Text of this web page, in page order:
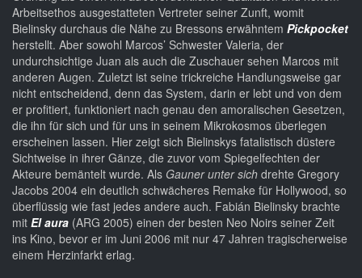
Arbeitsethos ausgestatteten Vertreter seiner Zunft, womit
Bielinsky durchaus die Nähe zu Bressons erwähntem Pickpocket
herstellt. Aber sowohl Marcos’ Schwester Valeria, der
undurchsichtige Juan als auch die Zuschauer sehen Marcos mit
anderen Augen. Zuletzt ist seine trickreiche Handlungsweise gar
nicht entscheidend, denn das System, darin er lebt und von dem
er profitiert, funktioniert nach genau den amoralischen Gesetzen,
die ihn für sich und für uns in seinem Mikrokosmos überlegen
erscheinen lassen. Hier zeigt sich Bielinskys fatalistisch düstere
Sichtweise in ihrer Gänze, die zuvor vom Spiegelfechten der
Akteure bemäntelt wurde. Als Gauner unter sich drehte Gregory
Jacobs 2004 ein deutlich schwächeres Remake für Hollywood, so
überflüssig wie fast jedes andere auch. Fabián Bielinsky brachte
mit El aura (ARG 2005) einen der besten Neo Noirs seiner Zeit
ins Kino, bevor er im Juni 2006 mit nur 47 Jahren tragischerweise
einem Herzinfarkt erlag.